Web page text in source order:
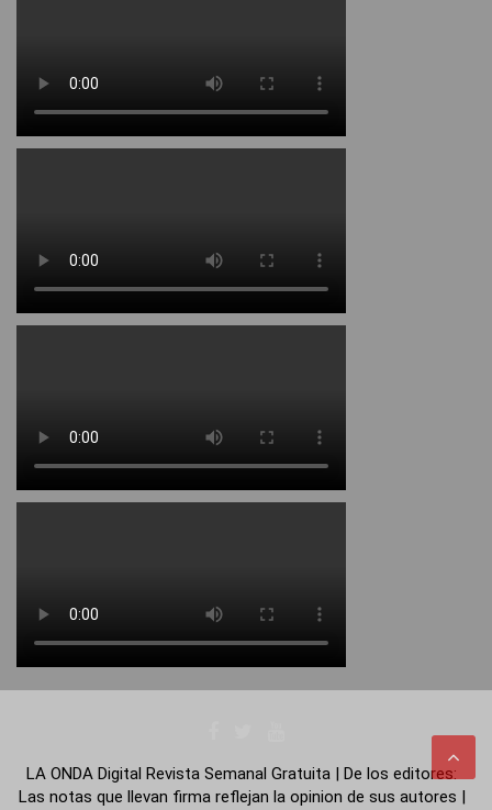
LA ONDA Digital Revista Semanal Gratuita | De los editores:
Las notas que llevan firma reflejan la opinion de sus autores |